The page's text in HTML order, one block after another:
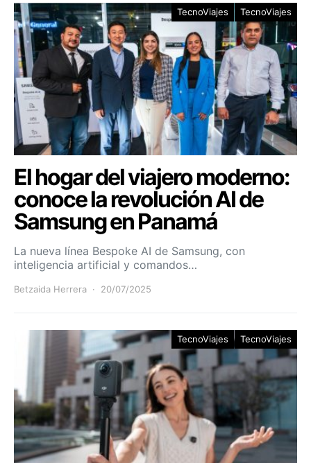
TecnoViajes TecnoViajes
El hogar del viajero moderno:
conoce la revolución AI de
Samsung en Panamá
La nueva línea Bespoke AI de Samsung, con
inteligencia artificial y comandos…
Betzaida Herrera 20/07/2025
TecnoViajes TecnoViajes